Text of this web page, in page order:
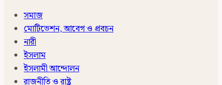
সমাজ
মোটিভেশন, আবেগ ও প্রবচন
নারী
ইসলাম
ইসলামী আন্দোলন